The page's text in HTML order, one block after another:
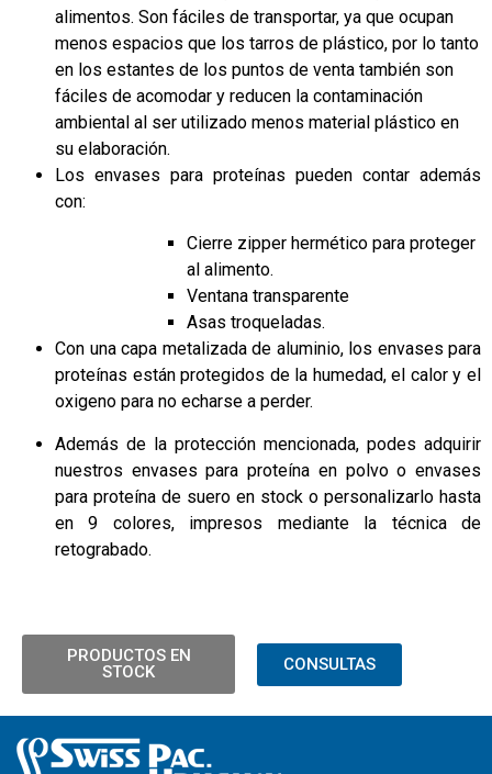
alimentos. Son fáciles de transportar, ya que ocupan
menos espacios que los tarros de plástico, por lo tanto
en los estantes de los puntos de venta también son
fáciles de acomodar y reducen la contaminación
ambiental al ser utilizado menos material plástico en
su elaboración.
Los envases para proteínas pueden contar además
con:
Cierre zipper hermético para proteger
al alimento.
Ventana transparente
Asas troqueladas.
Con una capa metalizada de aluminio, los envases para
proteínas están protegidos de la humedad, el calor y el
oxigeno para no echarse a perder.
Además de la protección mencionada, podes adquirir
nuestros envases para proteína en polvo o envases
para proteína de suero en stock o personalizarlo hasta
en 9 colores, impresos mediante la técnica de
retograbado.
PRODUCTOS EN
STOCK
CONSULTAS